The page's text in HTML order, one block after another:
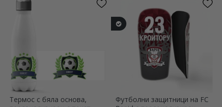
Термос с бяла основа,
Футболни защитници на FC